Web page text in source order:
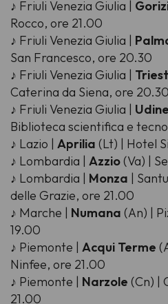
♪ Friuli Venezia Giulia |
Rocco, ore 21.00
♪ Friuli Venezia Giulia |
San Francesco, ore 20.30
♪ Friuli Venezia Giulia |
Caterina da Siena, ore 20.30
♪ Friuli Venezia Giulia | Udine
Biblioteca scientifica e
♪ Lazio | Aprilia (Lt) | Hotel
♪ Lombardia | Azzio(Va) |
♪ Lombardia | Monza |
delle Grazie, ore 21.00
♪ Marche | Numana (An) |
19.00
♪ Piemonte | Acqui Terme
Ninfee, ore 21.00
♪ Piemonte | Narzole (Cn) |
21.00